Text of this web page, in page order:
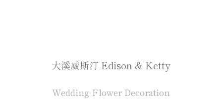
大溪威斯汀 Edison & Ketty
Wedding Flower Decoration